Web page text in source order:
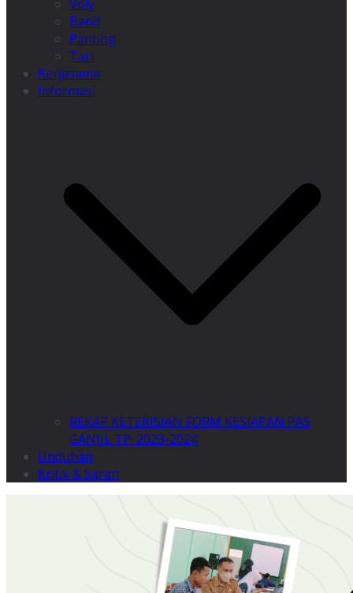
Voly
Band
Panting
Tari
Kerjasama
Informasi
REKAP KETERISIAN FORM KESIAPAN PAS
GANJIL TP. 2023-2024
Unduhan
Kritik & Saran